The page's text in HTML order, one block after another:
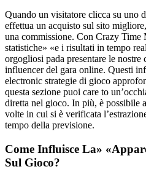
Quando un visitatore clicca su uno
effettua un acquisto sul sito
una commissione. Con Crazy Time
statistiche» «e i risultati in tempo
orgogliosi pada presentare le
influencer del gara online. Questi
electronic strategie di gioco
questa sezione puoi care to
diretta nel gioco. In più, è possibile
volte in cui si è verificata
tempo della previsione.
Come Influisce La»
Sul Gioco?